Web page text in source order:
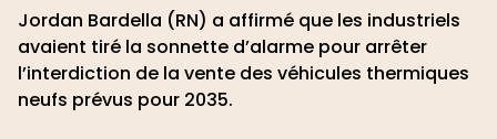
Jordan Bardella (RN) a affirmé que les industriels
avaient tiré la sonnette d’alarme pour arrêter
l’interdiction de la vente des véhicules thermiques
neufs prévus pour 2035.